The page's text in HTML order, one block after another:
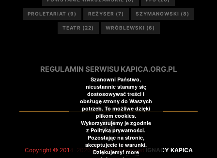
PROLETARIAT (9) REŻYSER (7) SZYMANOWSKI (8)
TEATR (22) WRÓBLEWSKI (6)
REGULAMIN SERWISU KAPICA.ORG.PL
Copyright © 2014-2026 All Rights Reserved IGNACY KAPICA
Szanowni Państwo,
nieustannie staramy się
dostosowywać treści i
obsługę strony do Waszych
potrzeb. To możliwe dzięki
plikom cookies.
Wykorzystujemy je zgodnie
z Polityką prywatności.
Pozostając na stronie,
akceptujecie te warunki.
Dziękujemy!more